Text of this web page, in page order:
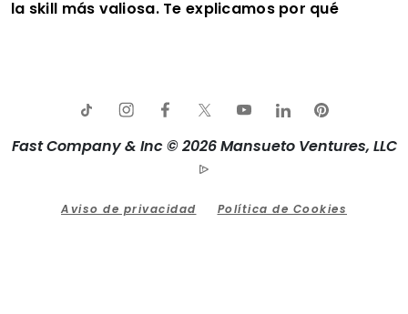
la skill más valiosa. Te explicamos por qué
Fast Company & Inc © 2026 Mansueto Ventures, LLC
Aviso de privacidad Política de Cookies